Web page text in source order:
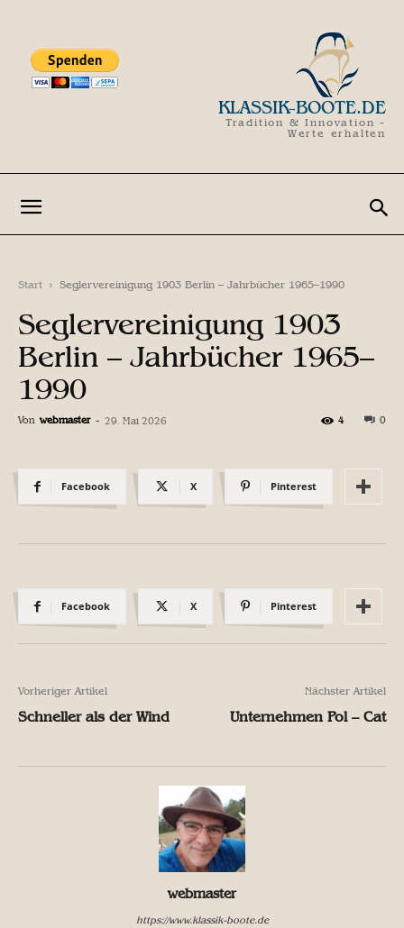
KLASSIK-BOOTE.DE
Tradition & Innovation -
Werte erhalten
Start Seglervereinigung 1903 Berlin – Jahrbücher 1965–1990
Seglervereinigung 1903
Berlin – Jahrbücher 1965–
1990
Von webmaster - 29. Mai 2026 0
4
Facebook X Pinterest
Facebook X Pinterest
Vorheriger Artikel
Schneller als der Wind
Nächster Artikel
Unternehmen Pol – Cat
webmaster
https://www.klassik-boote.de